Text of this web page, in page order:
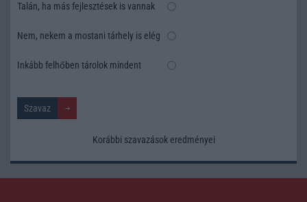
Talán, ha más fejlesztések is vannak
Nem, nekem a mostani tárhely is elég
Inkább felhőben tárolok mindent
Korábbi szavazások eredményei